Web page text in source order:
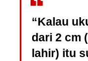
“Kalau
dari 2 cm
lahir) itu